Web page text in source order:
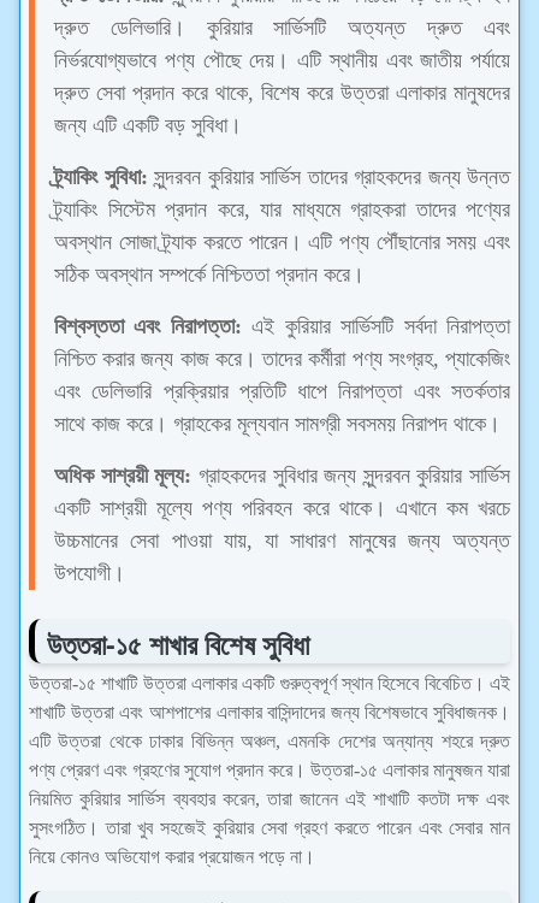
দ্রুত ডেলিভারি। কুরিয়ার সার্ভিসটি অত্যন্ত দ্রুত এবং
নির্ভরযোগ্যভাবে পণ্য পৌছে দেয়। এটি স্থানীয় এবং জাতীয় পর্যায়ে
দ্রুত সেবা প্রদান করে থাকে, বিশেষ করে উত্তরা এলাকার মানুষদের
জন্য এটি একটি বড় সুবিধা।
ট্র্যাকিং সুবিধা: সুন্দরবন কুরিয়ার সার্ভিস তাদের গ্রাহকদের জন্য উন্নত
ট্র্যাকিং সিস্টেম প্রদান করে, যার মাধ্যমে গ্রাহকরা তাদের পণ্যের
অবস্থান সোজা ট্র্যাক করতে পারেন। এটি পণ্য পৌঁছানোর সময় এবং
সঠিক অবস্থান সম্পর্কে নিশ্চিততা প্রদান করে।
বিশ্বস্ততা এবং নিরাপত্তা: এই কুরিয়ার সার্ভিসটি সর্বদা নিরাপত্তা
নিশ্চিত করার জন্য কাজ করে। তাদের কর্মীরা পণ্য সংগ্রহ, প্যাকেজিং
এবং ডেলিভারি প্রক্রিয়ার প্রতিটি ধাপে নিরাপত্তা এবং সতর্কতার
সাথে কাজ করে। গ্রাহকের মূল্যবান সামগ্রী সবসময় নিরাপদ থাকে।
অধিক সাশ্রয়ী মূল্য: গ্রাহকদের সুবিধার জন্য সুন্দরবন কুরিয়ার সার্ভিস
একটি সাশ্রয়ী মূল্যে পণ্য পরিবহন করে থাকে। এখানে কম খরচে
উচ্চমানের সেবা পাওয়া যায়, যা সাধারণ মানুষের জন্য অত্যন্ত
উপযোগী।
উত্তরা-১৫ শাখার বিশেষ সুবিধা
উত্তরা-১৫ শাখাটি উত্তরা এলাকার একটি গুরুত্বপূর্ণ স্থান হিসেবে বিবেচিত। এই
শাখাটি উত্তরা এবং আশপাশের এলাকার বাসিন্দাদের জন্য বিশেষভাবে সুবিধাজনক।
এটি উত্তরা থেকে ঢাকার বিভিন্ন অঞ্চল, এমনকি দেশের অন্যান্য শহরে দ্রুত
পণ্য প্রেরণ এবং গ্রহণের সুযোগ প্রদান করে। উত্তরা-১৫ এলাকার মানুষজন যারা
নিয়মিত কুরিয়ার সার্ভিস ব্যবহার করেন, তারা জানেন এই শাখাটি কতটা দক্ষ এবং
সুসংগঠিত। তারা খুব সহজেই কুরিয়ার সেবা গ্রহণ করতে পারেন এবং সেবার মান
নিয়ে কোনও অভিযোগ করার প্রয়োজন পড়ে না।